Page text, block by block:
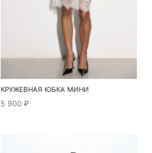
КРУЖЕВНАЯ ЮБКА МИНИ
5 900 ₽